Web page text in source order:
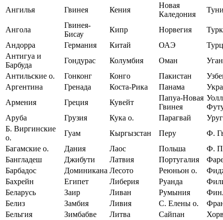
Ангилья
Гвинея Кения
Новая
Каледония
Ангола
Гвинея-
Бисау
Кипр Норвегия
Андорра
Германия Китай ОАЭ
Антигуа и
Барбуда
Гондурас Колумбия Оман
Антильские о.
Гонконг Конго Пакистан
Аргентина
Гренада Коста-Рика Панама
Армения
Греция Кувейт
Папуа-Новая
Гвинея
Аруба
Грузия Кука о. Парагвай
Б. Виргинские
о.
Гуам Кыргызстан Перу
Ф.
Багамские о.
Дания Лаос Польша
Ф.
Бангладеш
Джибути Латвия Португалия
Барбадос
Доминикана Лесото Реюньон о.
Бахрейн
Египет Либерия Руанда
Беларусь
Заир Ливан Румыния
Белиз
Замбия Ливия С. Елены о.
Бельгия
Зимбабве Литва Сайпан